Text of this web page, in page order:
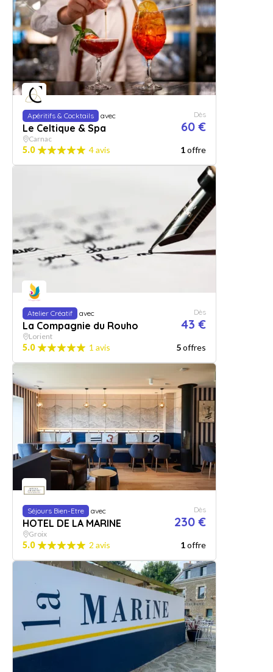
Apéritifs & Cocktails avec
Le Celtique & Spa
Dès
60 €
Carnac
5.0 4 avis 1offre
Atelier Créatif avec
La Compagnie du Rouho
Dès
43 €
Lorient
5.0 1 avis 5offres
Séjours Bien-Etre avec
HOTEL DE LA MARINE
Dès
230 €
Groix
5.0 2 avis 1offre